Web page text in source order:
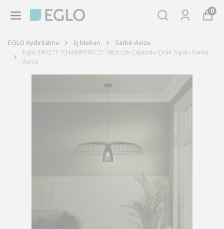
0
EGLO Aydınlatma İç Mekan
Sarkıt-Avize
Eglo 390217 "CHAMPERICO" 98,5 Cm Çapında Çelik Siyah Sarkıt
Avize